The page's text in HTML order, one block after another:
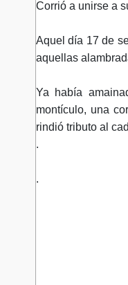
Corrió a unirse a
Aquel día 17 de
aquellas
Ya había
montículo, una
rindió tributo al
.
.